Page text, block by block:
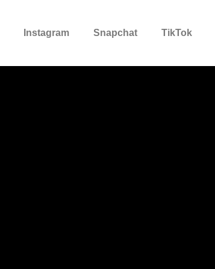
Instagram Snapchat TikTok